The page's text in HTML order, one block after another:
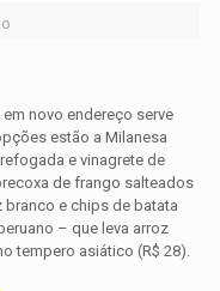
novo endereço serve
estão a Milanesa
e vinagrete de
de frango salteados
e chips de batata
– que leva arroz
tempero asiático (R$ 28).